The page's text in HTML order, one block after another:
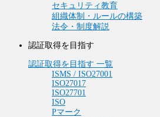
セキュリティ教育
組織体制・ルールの構築
法令・制度解説
認証取得を目指す
認証取得を目指す 一覧
ISMS / ISO27001
ISO27017
ISO27701
ISO
Pマーク